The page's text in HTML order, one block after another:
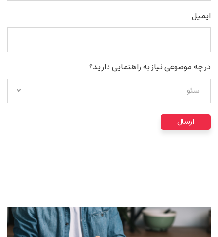
ایمیل
در چه موضوعی نیاز به راهنمایی دارید؟
سئو